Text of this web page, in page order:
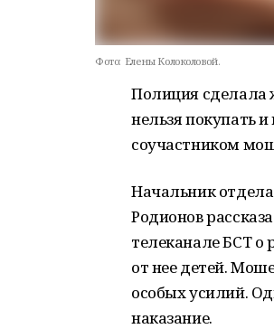
Фото: Елены Колоколовой.
Полиция сделала
нельзя покупать
соучастником
Начальник
Родионов
телеканале БСТ о
от нее детей.
особых усилий.
наказание.